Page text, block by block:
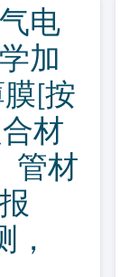
电
加
[按
材
管材